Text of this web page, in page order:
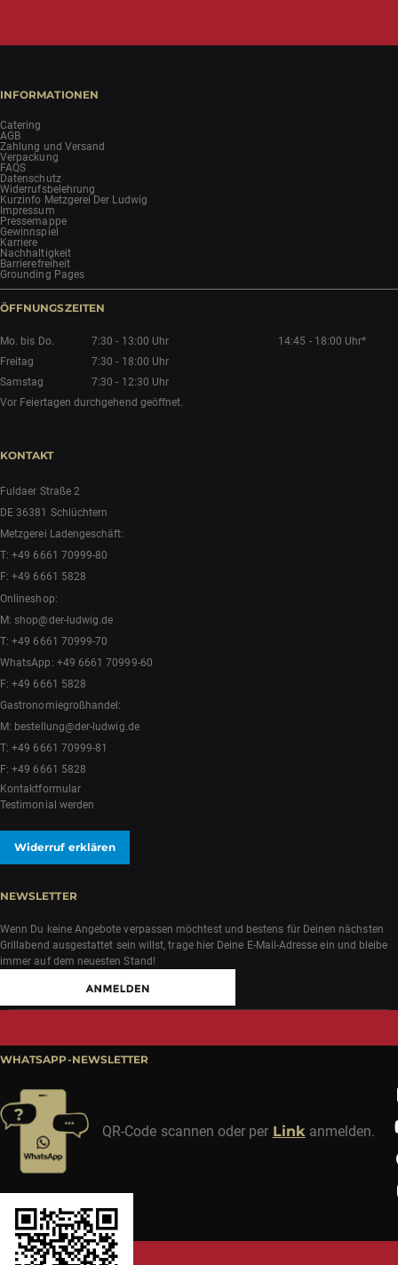
INFORMATIONEN
Catering
AGB
Zahlung und Versand
Verpackung
FAQS
Datenschutz
Widerrufsbelehrung
Kurzinfo Metzgerei Der Ludwig
Impressum
Pressemappe
Gewinnspiel
Karriere
Nachhaltigkeit
Barrierefreiheit
Grounding Pages
ÖFFNUNGSZEITEN
Mo. bis Do. 7:30 - 13:00 Uhr
14:45 - 18:00 Uhr*
Freitag
7:30 - 18:00 Uhr
Samstag
7:30 - 12:30 Uhr
Vor Feiertagen durchgehend geöffnet.
KONTAKT
Fuldaer Straße 2
DE 36381 Schlüchtern
Metzgerei Ladengeschäft:
T:+49 6661 70999-80
F: +49 6661 5828
Onlineshop:
M:shop@der-ludwig.de
T:+49 6661 70999-70
WhatsApp: +49 6661 70999-60
F: +49 6661 5828
Gastronomiegroßhandel:
M: bestellung@der-ludwig.de
T:+49 6661 70999-81
F: +49 6661 5828
Kontaktformular
Testimonial werden
Widerruf erklären
NEWSLETTER
Wenn Du keine Angebote verpassen möchtest und bestens für Deinen nächsten
Grillabend ausgestattet sein willst, trage hier Deine E-Mail-Adresse ein und bleibe
immer auf dem neuesten Stand!
WHATSAPP-NEWSLETTER
QR-Code scannen oder per Linkanmelden.